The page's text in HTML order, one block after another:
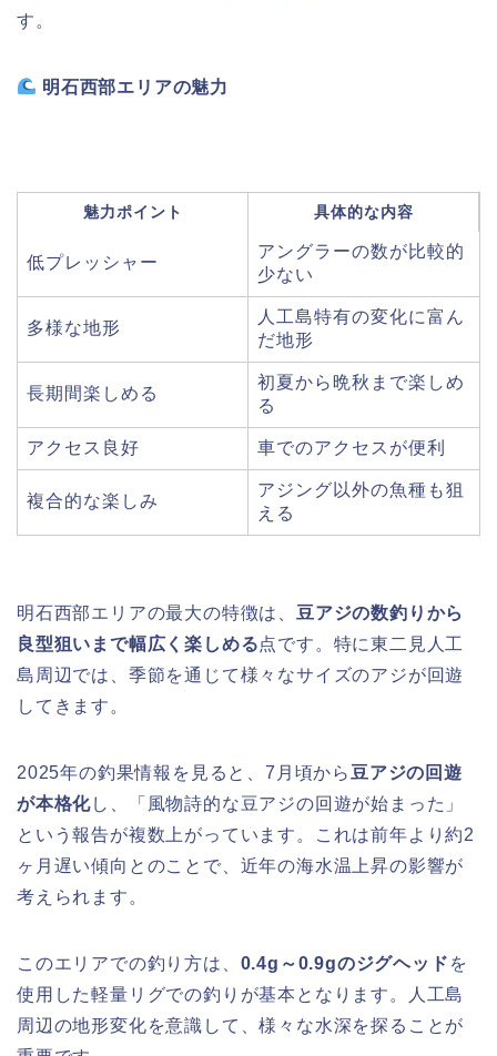
す。
明石西部エリアの魅力
魅力ポイント 具体的な内容
低プレッシャー
アングラーの数が比較的
少ない
多様な地形
人工島特有の変化に富ん
だ地形
長期間楽しめる
初夏から晩秋まで楽しめ
る
アクセス良好 車でのアクセスが便利
複合的な楽しみ
アジング以外の魚種も狙
える
明石西部エリアの最大の特徴は、 豆アジの数釣りから
良型狙いまで幅広く楽しめる点です。特に東二見人工
島周辺では、季節を通じて様々なサイズのアジが回遊
してきます。
2025年の釣果情報を見ると、7月頃から 豆アジの回遊
が本格化し、「風物詩的な豆アジの回遊が始まった」
という報告が複数上がっています。これは前年より約2
ヶ月遅い傾向とのことで、近年の海水温上昇の影響が
考えられます。
このエリアでの釣り方は、 0.4g～0.9gのジグヘッド を
使用した軽量リグでの釣りが基本となります。人工島
周辺の地形変化を意識して、様々な水深を探ることが